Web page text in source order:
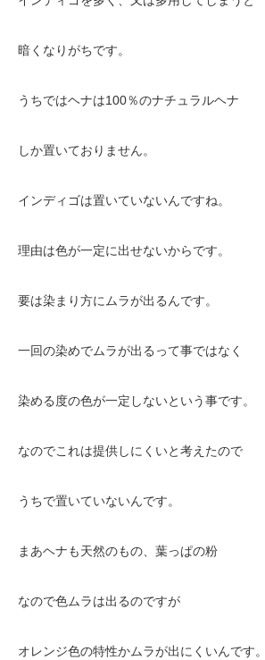
暗くなりがちです。
うちではヘナは100％のナチュラルヘナ
しか置いておりません。
インディゴは置いていないんですね。
理由は色が一定に出せないからです。
要は染まり方にムラが出るんです。
一回の染めでムラが出るって事ではなく
染める度の色が一定しないという事です。
なのでこれは提供しにくいと考えたので
うちで置いていないんです。
まあヘナも天然のもの、葉っぱの粉
なので色ムラは出るのですが
オレンジ色の特性かムラが出にくいんです。